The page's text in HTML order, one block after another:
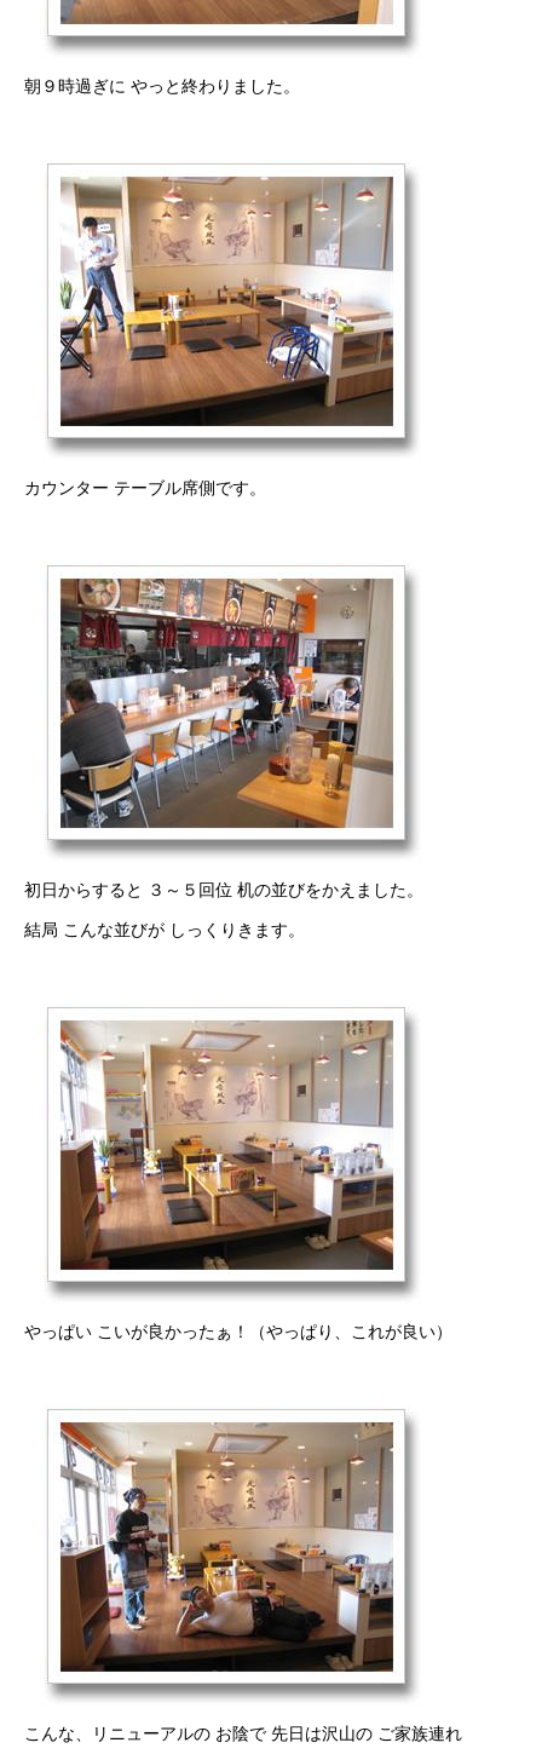
朝９時過ぎに やっと終わりました。
カウンター テーブル席側です。
初日からすると ３～５回位 机の並びをかえました。
結局 こんな並びが しっくりきます。
やっぱい こいが良かったぁ！（やっぱり、これが良い）
こんな、リニューアルの お陰で 先日は沢山の ご家族連れ